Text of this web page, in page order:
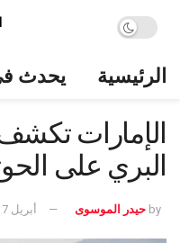
الرئيسية يحدث
الإمارات
البري على
by حيدر الموسوى أبريل 17, 2025